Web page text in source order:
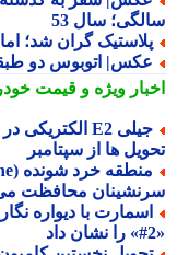
سال 53
گران شد؛ اما
اتوبوس دو طبقه
ویژهو قیمت خودرو
ها از سپتامبر
محافظت می
با دیواره